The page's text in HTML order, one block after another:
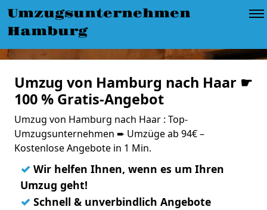
Umzugsunternehmen
Hamburg
Umzug von Hamburg nach Haar ☛
100 % Gratis-Angebot
Umzug von Hamburg nach Haar : Top-
Umzugsunternehmen ➨ Umzüge ab 94€ –
Kostenlose Angebote in 1 Min.
✓ Wir helfen Ihnen, wenn es um Ihren
Umzug geht!
✓ Schnell & unverbindlich Angebote